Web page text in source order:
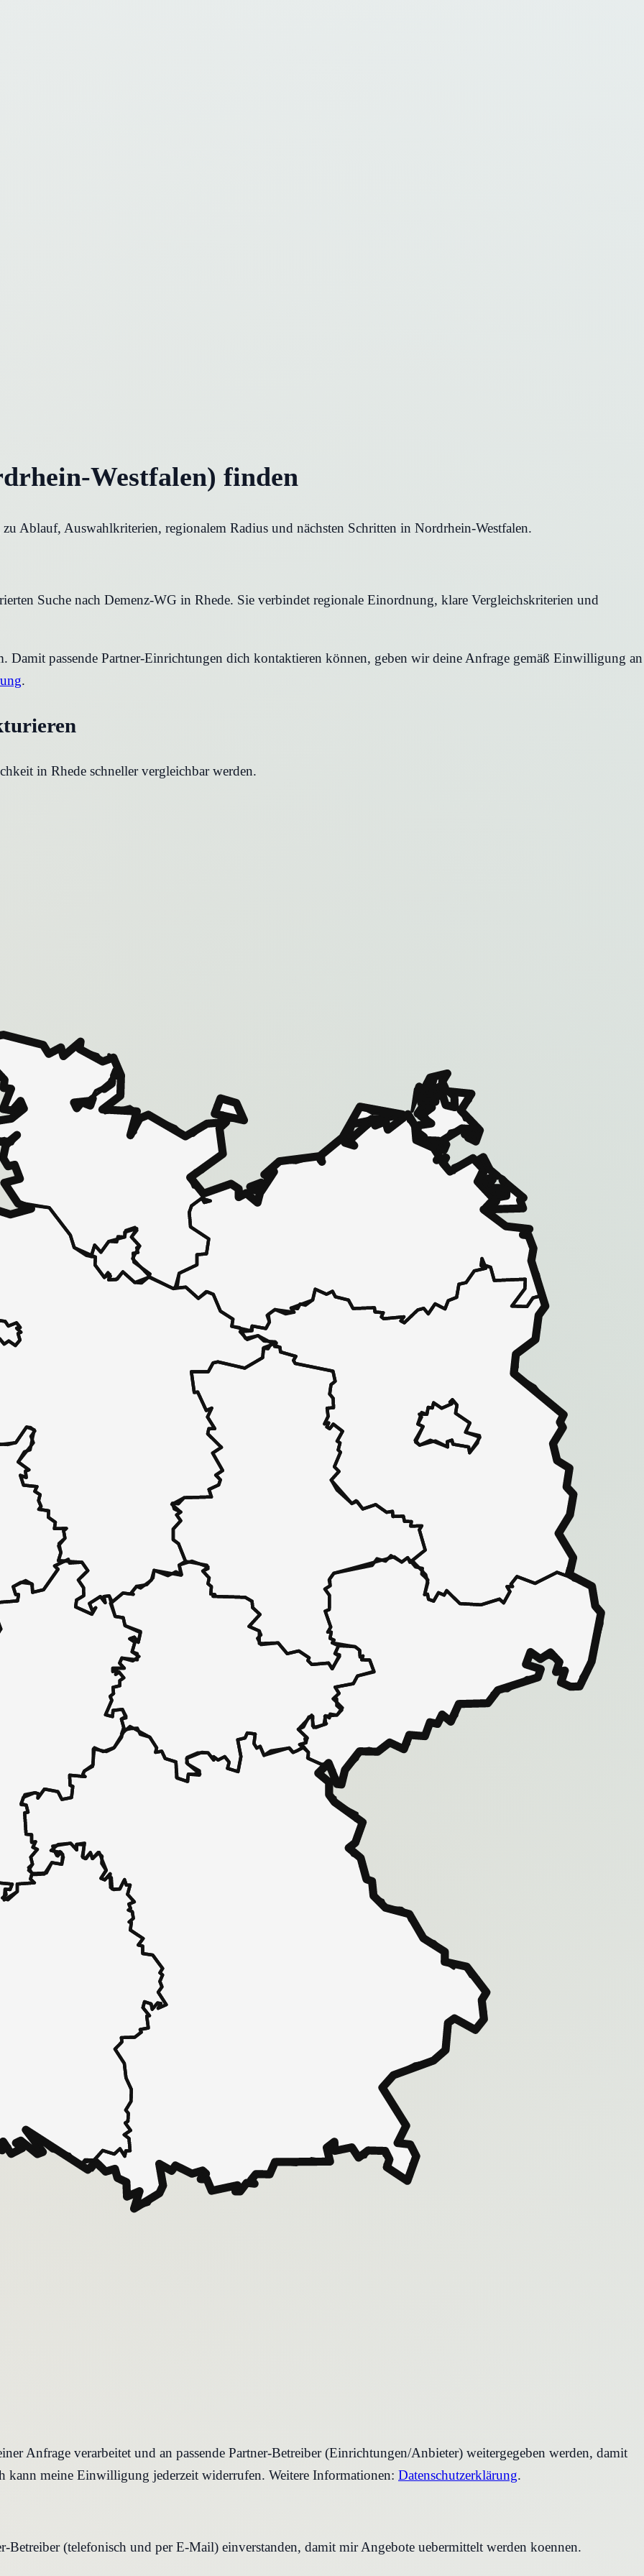
Westfalen) finden
Ablauf, Auswahlkriterien, regionalem Radius und nächsten Schritten in Nordrhein-Westfalen.
Suche nach Demenz-WG in Rhede. Sie verbindet regionale Einordnung, klare Vergleichskriterien und
passende Partner-Einrichtungen dich kontaktieren können, geben wir deine Anfrage gemäß Einwilligung an
.
in Rhede schneller vergleichbar werden.
in 30 Sekunden zu einem Pflegeplatz
bei Ihnen.
Anfrage verarbeitet und an passende Partner-Betreiber (Einrichtungen/Anbieter) weitergegeben werden, damit
kann meine Einwilligung jederzeit widerrufen. Weitere Informationen: Datenschutzerklärung.
Betreiber (telefonisch und per E-Mail) einverstanden, damit mir Angebote uebermittelt werden koennen.